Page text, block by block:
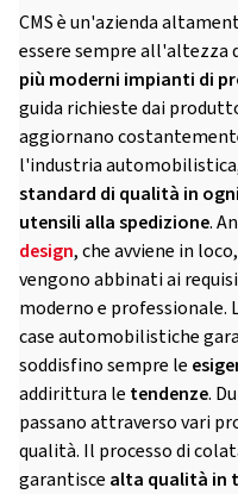
CMS è un'azienda
essere sempre all'altezza
più moderni impianti di
guida richieste dai
aggiornano
l'industria automobilistica,
standard di qualità in
utensili alla spedizione.
design, che avviene in
vengono abbinati ai
moderno e
case automobilistiche
soddisfino sempre le
addirittura le tendenze.
passano attraverso vari
qualità. Il processo di
garantisce alta qualità in